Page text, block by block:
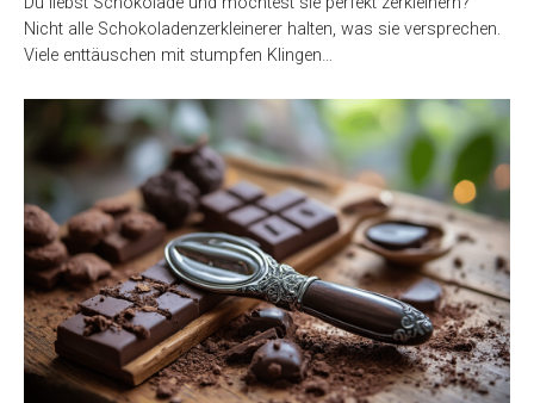
Nicht alle Schokoladenzerkleinerer halten, was sie versprechen.
Viele enttäuschen mit stumpfen Klingen…